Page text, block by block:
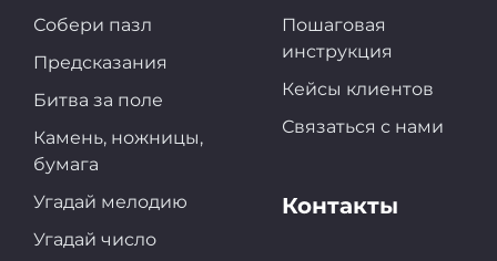
Собери пазл
Предсказания
Битва за поле
Камень, ножницы,
бумага
Угадай мелодию
Угадай число
Пошаговая
инструкция
Кейсы клиентов
Связаться с нами
Контакты